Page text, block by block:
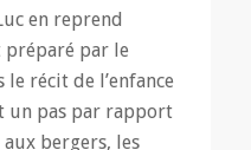
en reprend
préparé par le
le récit de l’enfance
un pas par rapport
aux bergers, les